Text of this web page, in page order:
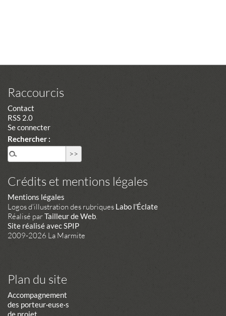
Raccourcis
Contact
RSS 2.0
Se connecter
Rechercher :
Crédits et mentions légales
Mentions légales
Logos d'illustration des rubriques Labo l'Éclate
Réalisé parTailleur de Web.
Site réalisé avec SPIP
2009-2026 La Marmite
Plan du site
Accompagnement
des porteur·euse·s
de projet